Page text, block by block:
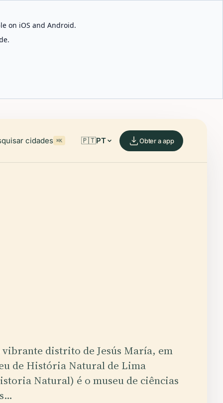
on iOS and Android.
cidades ⌘K 🇵🇹PT Obter a app
distrito de Jesús María, em
de História Natural de Lima
Natural) é o museu de ciências